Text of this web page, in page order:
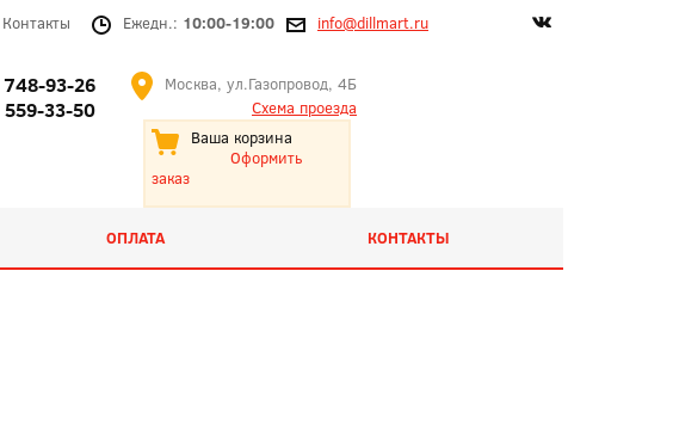
Контакты Ежедн.: 10:00-19:00 info@dillmart.ru
748-93-26
559-33-50
Москва, ул.Газопровод, 4Б
Схема проезда
Ваша корзина
Оформить
заказ
ОПЛАТА КОНТАКТЫ